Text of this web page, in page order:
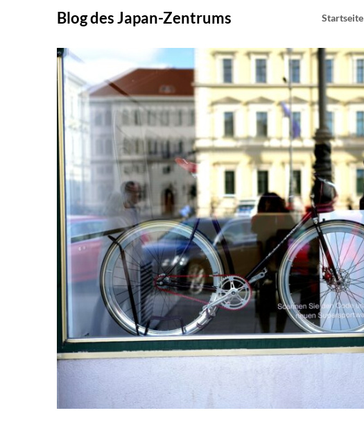
Blog des Japan-Zentrums Startseite